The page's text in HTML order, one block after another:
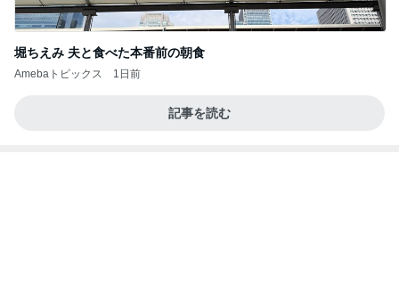
堀ちえみ 夫と食べた本番前の朝食
Amebaトピックス 1日前
記事を読む